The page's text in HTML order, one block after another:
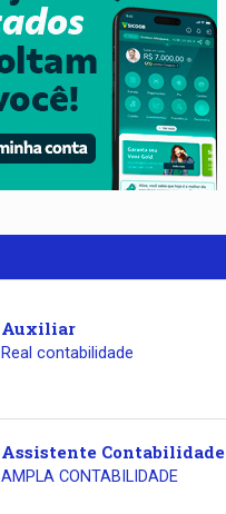
Auxiliar
Real contabilidade
Assistente Contabilidade
AMPLA CONTABILIDADE